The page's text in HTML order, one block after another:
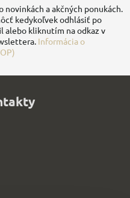
a akčných ponukách.
kedykoľvek odhlásiť po
alebo kliknutím na odkaz v
Informácia o